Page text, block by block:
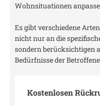
Wohnsituationen
Es gibt verschiedene
nicht nur an die
sondern berücksichtigen
Bedürfnisse der
Kostenlosen